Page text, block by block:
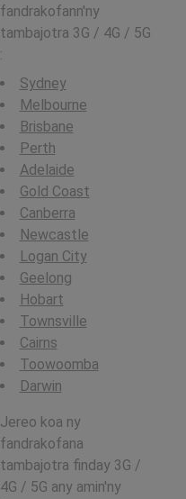
fandrakofann'ny
tambajotra 3G / 4G / 5G
:
Sydney
Melbourne
Brisbane
Perth
Adelaide
Gold Coast
Canberra
Newcastle
Logan City
Geelong
Hobart
Townsville
Cairns
Toowoomba
Darwin
Jereo koa ny
fandrakofana
tambajotra finday 3G /
4G / 5G any amin'ny